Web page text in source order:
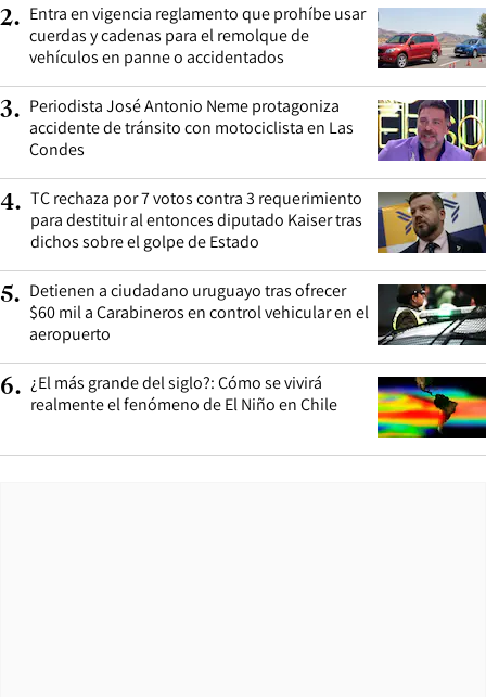
2. Entra en vigencia reglamento que prohíbe usar
cuerdas y cadenas para el remolque de
vehículos en panne o accidentados
3. Periodista José Antonio Neme protagoniza
accidente de tránsito con motociclista en Las
Condes
4. TC rechaza por 7 votos contra 3 requerimiento
para destituir al entonces diputado Kaiser tras
dichos sobre el golpe de Estado
5. Detienen a ciudadano uruguayo tras ofrecer
$60 mil a Carabineros en control vehicular en el
aeropuerto
6. ¿El más grande del siglo?: Cómo se vivirá
realmente el fenómeno de El Niño en Chile